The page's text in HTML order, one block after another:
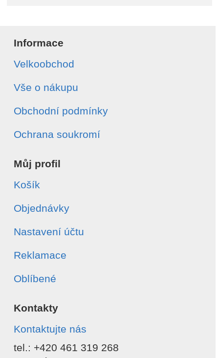
Informace
Velkoobchod
Vše o nákupu
Obchodní podmínky
Ochrana soukromí
Můj profil
Košík
Objednávky
Nastavení účtu
Reklamace
Oblíbené
Kontakty
Kontaktujte nás
tel.: +420 461 319 268